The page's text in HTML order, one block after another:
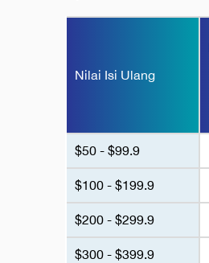
Nilai Isi Ulang
$50 - $99.9
$100 - $199.9
$200 - $299.9
$300 - $399.9